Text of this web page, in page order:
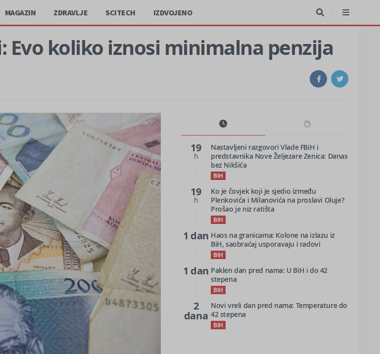
MAGAZIN ZDRAVLJE SCITECH IZDVOJENO
Evo koliko iznosi minimalna penzija
19
h
Nastavljeni razgovori Vlade FBiH i
predstavnika Nove Željezare Zenica: Danas
bez Nikšića
BIH
19
h
Ko je čovjek koji je sjedio između
Plenkovića i Milanovića na proslavi Oluje?
Prošao je niz ratišta
BIH
1 dan Haos na granicama: Kolone na izlazu iz
BiH, saobraćaj usporavaju i radovi
BIH
1 dan Paklen dan pred nama: U BiH i do 42
stepena
BIH
2
dana
Novi vreli dan pred nama: Temperature do
42 stepena
BIH